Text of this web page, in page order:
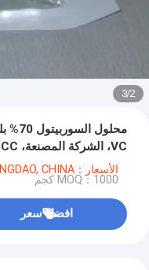
2
/
3
VC، الشركة المصنعة، BP، USP، EP، FCC، سعر المصنع
الأسعار：USD500-USD650/MT FOB QINGDAO, CHINA
MOQ：1000 كجم
افضل سعر